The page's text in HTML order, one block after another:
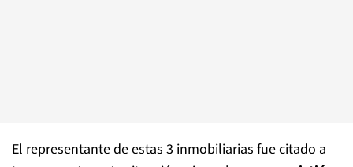
El representante de estas 3 inmobiliarias fue citado a